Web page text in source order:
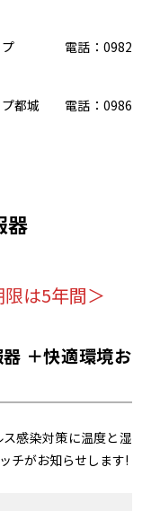
ップ 電話：0982
プ都城 電話：0986
器
は5年間＞
＋快適環境お
感染対策に温度と湿
チがお知らせします!